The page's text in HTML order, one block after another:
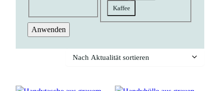
Kaffee
Anwenden